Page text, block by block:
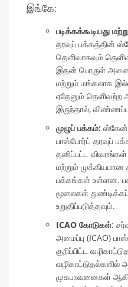
இங்கே:
படிக்கக்கூடியது
தரவுப் பக்கத்தின்
தெளிவாகவும்
இதன் பொருள்
மற்றும் மங்கலாக
ஏதேனும் தெளிவற்ற
இருந்தால்,
முழுப் பக்கம்: ஸ்கேன்
பாஸ்போர்ட் தரவுப்
தனிப்பட்ட
மற்றும்
பக்கங்கள் உள்ளன.
மூலைகள்
உறுதிப்படுத்தவும்.
ICAO கோடுகள்:
அமைப்பு (ICAO)
குறிப்பிட்ட
வழிகாட்டுதல்களில்
முகபாவனைகள்